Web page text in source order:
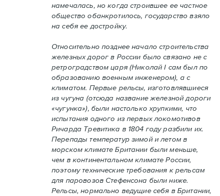
намечалась, но когда строившее ее частное
общество обанкротилось, государство взяло
на себя ее достройку.
Относительно позднее начало строительства
железных дорог в России было связано не с
ретроградством царя (Николай I сам был по
образованию военным инженером), а с
климатом. Первые рельсы, изготовлявшиеся
из чугуна (отсюда название железной дороги
«чугунка»), были настолько хрупкими, что
испытания одного из первых локомотивов
Ричарда Тревитика в 1804 году разбили их.
Перепады температур зимой и летом в
морском климате Британии были меньше,
чем в континентальном климате России,
поэтому технические требования к рельсам
для паровозов Стефенсона были ниже.
Рельсы, нормально ведущие себя в Британии,